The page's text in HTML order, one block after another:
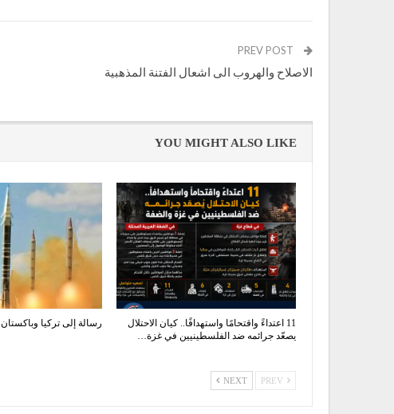
الاصلاح والهروب الى اشعال الفتنة المذهبية
YOU MIGHT ALSO LIKE
11 اعتداءً واقتحامًا واستهدافًا.. كيان الاحتلال
يصعّد جرائمه ضد الفلسطينيين في غزة…
رسالة إلى تركيا وباكستان
NEXT